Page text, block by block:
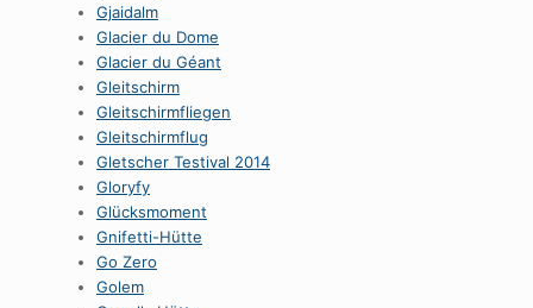
Gjaidalm
Glacier du Dome
Glacier du Géant
Gleitschirm
Gleitschirmfliegen
Gleitschirmflug
Gletscher Testival 2014
Gloryfy
Glücksmoment
Gnifetti-Hütte
Go Zero
Golem